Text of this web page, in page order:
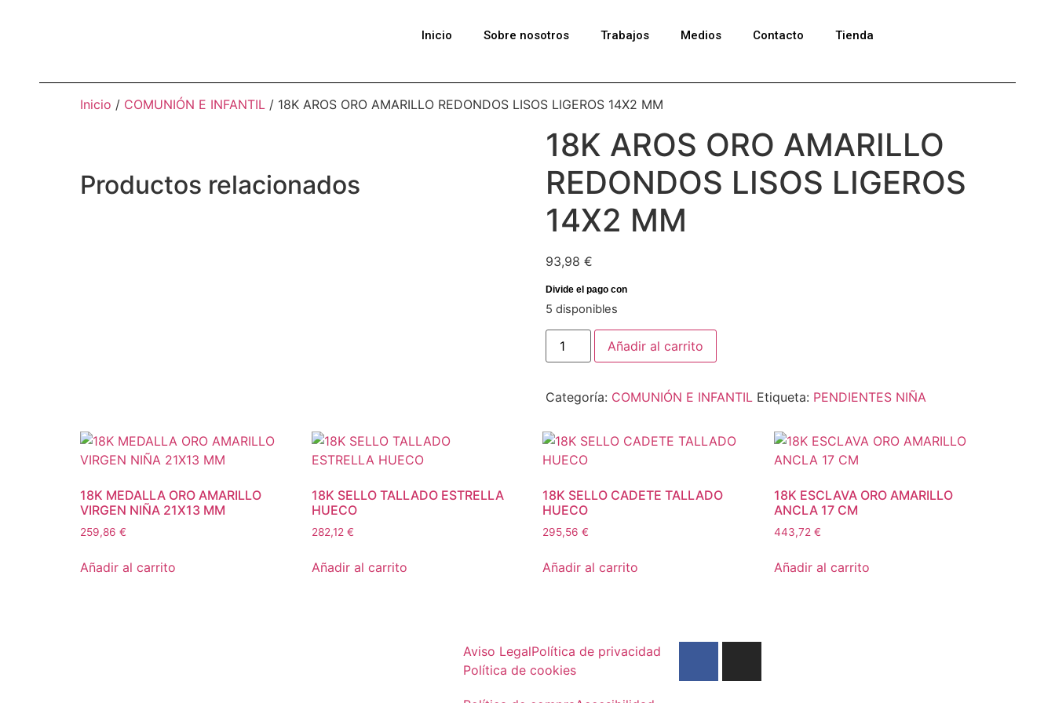
Inicio Sobre nosotros Trabajos Medios Contacto Tienda
Inicio / COMUNIÓN E INFANTIL / 18K AROS ORO AMARILLO REDONDOS LISOS LIGEROS 14X2 MM
18K AROS ORO AMARILLO
REDONDOS LISOS LIGEROS
14X2 MM
93,98 €
5 disponibles
Añadir al carrito
Categoría: COMUNIÓN E INFANTIL Etiqueta: PENDIENTES NIÑA
Productos relacionados
18K MEDALLA ORO AMARILLO
VIRGEN NIÑA 21X13 MM
259,86 €
Añadir al carrito
18K SELLO TALLADO ESTRELLA
HUECO
282,12 €
Añadir al carrito
18K SELLO CADETE TALLADO
HUECO
295,56€
Añadir al carrito
18K ESCLAVA ORO AMARILLO
ANCLA 17 CM
443,72€
Añadir al carrito
Aviso LegalPolítica de privacidad
Política de cookies